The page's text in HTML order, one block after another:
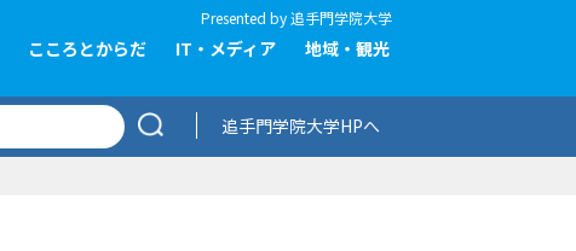
Presented by追手門学院大学
こころとからだ IT・メディア 地域・観光
追手門学院大学HPへ